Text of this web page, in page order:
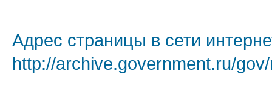
Адрес страницы в сети
http://archive.government.ru/